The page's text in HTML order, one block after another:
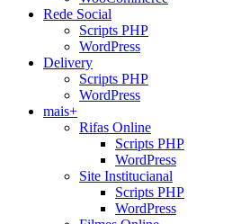
Rede Social
Scripts PHP
WordPress
Delivery
Scripts PHP
WordPress
mais+
Rifas Online
Scripts PHP
WordPress
Site Institucianal
Scripts PHP
WordPress